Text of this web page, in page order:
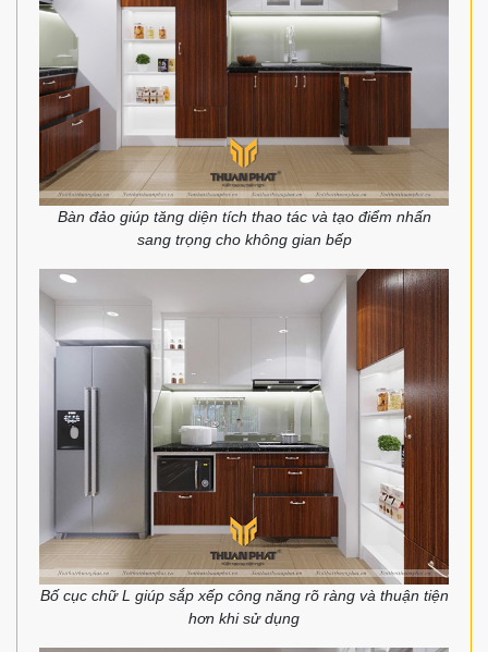
Bàn đảo giúp tăng diện tích thao tác và tạo điểm nhấn
sang trọng cho không gian bếp
Bố cục chữ L giúp sắp xếp công năng rõ ràng và thuận tiện
hơn khi sử dụng